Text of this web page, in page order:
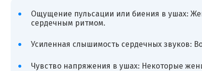
Ощущение пульсации или биения в ушах:
сердечным ритмом.
Усиленная слышимость сердечных звуков:
Чувство напряжения в ушах: Некоторые